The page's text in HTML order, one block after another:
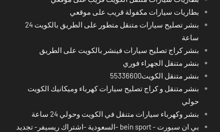
بطاريات سيارات مكفولة قريب على موقعي
بنشر تصليح سيارات متنقل متطور على الطريق بالكويت 24
ساعة
بنشر كراج تصليح سيارات فينشر بالكويت على الطريق
بنشر متنقل الجهراء فوري
بنشر متنقل الكويت55336600
بنشر متنقل و كراج تصليح سيارات كهرباء وميكانيك الكويت
حولي
بنشر وكهرباء سيارات متنقل في الكويت وحولي 24 ساعة
بي ان سبورت - bein sport -السعودية -اشتراك ريسيفر- تجديد